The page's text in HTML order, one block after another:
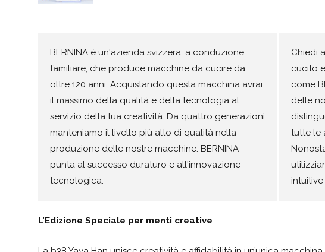
BERNINA è un'azienda svizzera, a conduzione
familiare, che produce macchine da cucire da
oltre 120 anni. Acquistando questa macchina avrai
il massimo della qualità e della tecnologia al
servizio della tua creatività. Da quattro generazioni
manteniamo il livello più alto di qualità nella
produzione delle nostre macchine. BERNINA
punta al successo duraturo e all'innovazione
tecnologica.
Chiedi
cucito
come
delle
tutte le
L’Edizione Speciale per menti creative